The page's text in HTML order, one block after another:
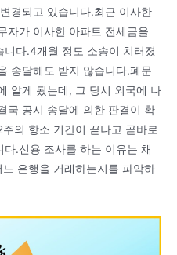
경되고 있습니다.최근 이사한
자가 이사한 아파트 전세금을
다.4개월 정도 소송이 치러졌
송달해도 받지 않습니다.폐문
알게 됬는데, 그 당시 외국에 나
국 공시 송달에 의한 판결이 확
의 항소 기간이 끝나고 곧바로
.신용 조사를 하는 이유는 채
은행을 거래하는지를 파악하